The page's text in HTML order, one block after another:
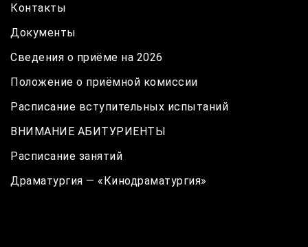
Контакты
Документы
Сведения о приёме на 2026
Положение о приёмной комиссии
Расписание вступительных испытаний
ВНИМАНИЕ АБИТУРИЕНТЫ
Расписание занятий
Драматургия — «Кинодраматургия»